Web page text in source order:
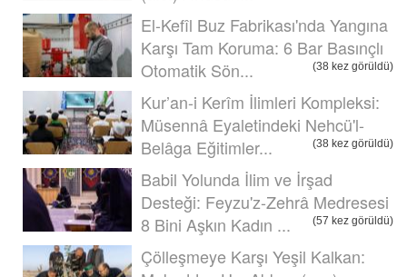
El-Kefîl Buz Fabrikası'nda Yangına
Karşı Tam Koruma: 6 Bar Basınçlı
Otomatik Sön...
(38 kez görüldü)
Kur’an-i Kerîm İlimleri Kompleksi:
Müsennâ Eyaletindeki Nehcü'l-
Belâga Eğitimler...
(38 kez görüldü)
Babil Yolunda İlim ve İrşad
Desteği: Feyzu'z-Zehrâ Medresesi
8 Bini Aşkın Kadın ...
(57 kez görüldü)
Çölleşmeye Karşı Yeşil Kalkan: